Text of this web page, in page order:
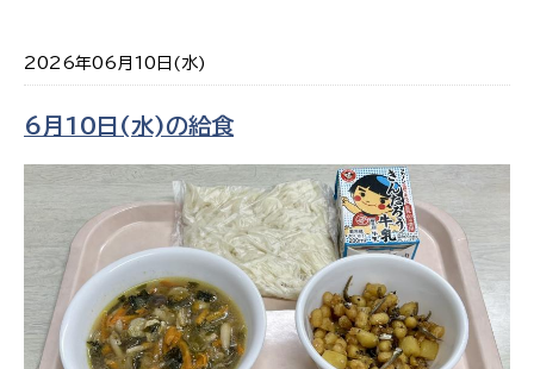
2026年06月10日(水)
6月10日(水)の給食